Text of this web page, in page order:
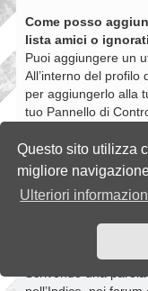
Questo sito utilizza
migliore
Ulteriori
Come posso
lista amici o
Puoi aggiungere un
All’interno del profilo
per aggiungerlo alla
tuo Pannello di
rimuovere un utente
Top
Come si fanno le
Scrivendo una